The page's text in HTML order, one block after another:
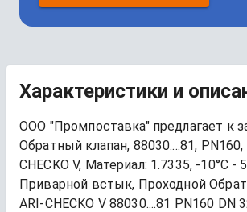
Характеристики и
Обратный клапан, 88030....81, PN160,
CHECKO V, Материал: 1.7335, -10°C -
Приварной встык, Проходной
ARI-CHECKO V 88030....81 PN160 DN